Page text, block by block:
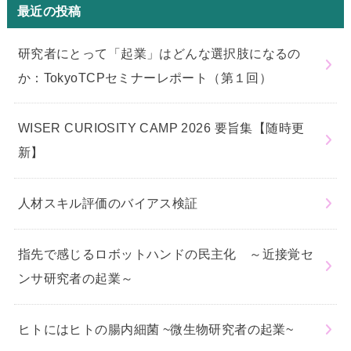
最近の投稿
研究者にとって「起業」はどんな選択肢になるの
か：TokyoTCPセミナーレポート（第１回）
WISER CURIOSITY CAMP 2026 要旨集【随時更
新】
人材スキル評価のバイアス検証
指先で感じるロボットハンドの民主化 ～近接覚セ
ンサ研究者の起業～
ヒトにはヒトの腸内細菌 ~微生物研究者の起業~